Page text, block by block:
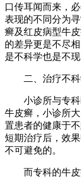
口传耳闻而来，
表现的不同分为
癣及红皮病型牛
的差异更是不尽
是不科学也是不现
二、治疗不科
小诊所与专科
牛皮癣，小诊所
置患者的健康于
短期治疗后，效
不可避免的。
而专科的牛皮